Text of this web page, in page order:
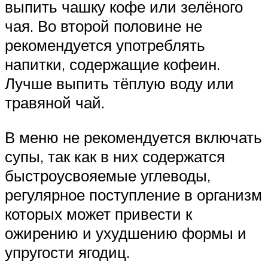
выпить чашку кофе или зелёного
чая. Во второй половине не
рекомендуется употреблять
напитки, содержащие кофеин.
Лучше выпить тёплую воду или
травяной чай.
В меню не рекомендуется включать
супы, так как в них содержатся
быстроусвояемые углеводы,
регулярное поступление в организм
которых может привести к
ожирению и ухудшению формы и
упругости ягодиц.